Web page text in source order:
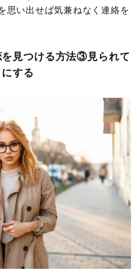
思い出せば気兼ねなく連絡を
見つける方法③見られて
する